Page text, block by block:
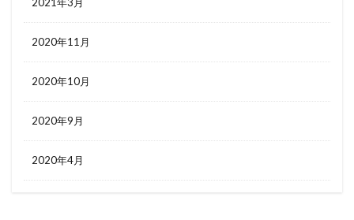
2021年3月
2020年11月
2020年10月
2020年9月
2020年4月